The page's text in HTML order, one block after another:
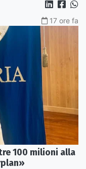
17 ore fa
100 milioni alla